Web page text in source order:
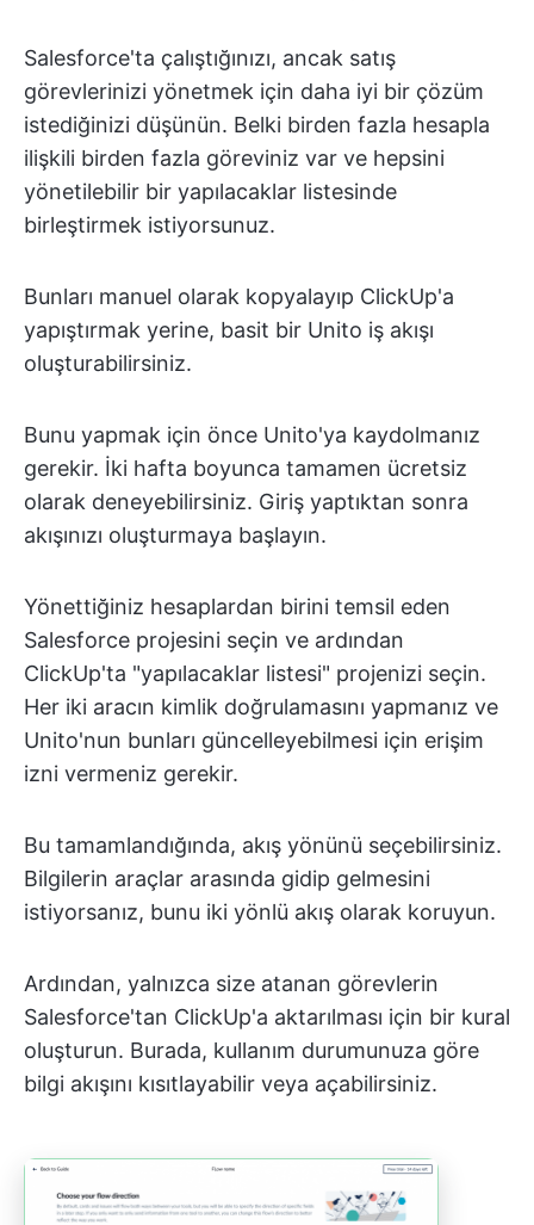
Salesforce'ta çalıştığınızı, ancak satış
görevlerinizi yönetmek için daha iyi bir çözüm
istediğinizi düşünün. Belki birden fazla hesapla
ilişkili birden fazla göreviniz var ve hepsini
yönetilebilir bir yapılacaklar listesinde
birleştirmek istiyorsunuz.
Bunları manuel olarak kopyalayıp ClickUp'a
yapıştırmak yerine, basit bir Unito iş akışı
oluşturabilirsiniz.
Bunu yapmak için önce Unito'ya kaydolmanız
gerekir. İki hafta boyunca tamamen ücretsiz
olarak deneyebilirsiniz. Giriş yaptıktan sonra
akışınızı oluşturmaya başlayın.
Yönettiğiniz hesaplardan birini temsil eden
Salesforce projesini seçin ve ardından
ClickUp'ta "yapılacaklar listesi" projenizi seçin.
Her iki aracın kimlik doğrulamasını yapmanız ve
Unito'nun bunları güncelleyebilmesi için erişim
izni vermeniz gerekir.
Bu tamamlandığında, akış yönünü seçebilirsiniz.
Bilgilerin araçlar arasında gidip gelmesini
istiyorsanız, bunu iki yönlü akış olarak koruyun.
Ardından, yalnızca size atanan görevlerin
Salesforce'tan ClickUp'a aktarılması için bir kural
oluşturun. Burada, kullanım durumunuza göre
bilgi akışını kısıtlayabilir veya açabilirsiniz.